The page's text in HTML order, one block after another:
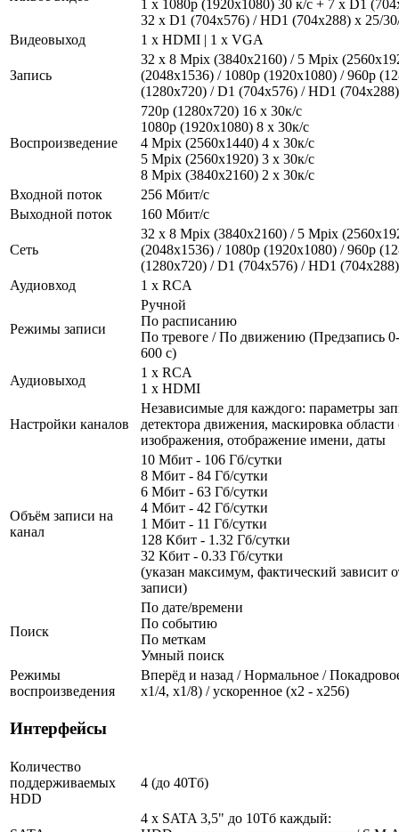
1 x 1080p (1920х1080) 30 к/с + 7 x D1
32 х D1 (704x576) / HD1 (704x288) х 25/
Видеовыход
1 x HDMI | 1 x VGA
Запись
32 х 8 Mpix (3840x2160) / 5 Mpix
(2048х1536) / 1080p (1920х1080) / 960p
(1280х720) / D1 (704x576) / HD1
Воспроизведение
720p (1280х720) 16 x 30к/с
1080р (1920x1080) 8 x 30к/с
4 Mpix (2560x1440) 4 x 30к/с
5 Mpix (2560x1920) 3 x 30к/с
8 Mpix (3840x2160) 2 x 30к/с
Входной поток
256 Мбит/с
Выходной поток
160 Мбит/с
Сеть
32 х 8 Mpix (3840x2160) / 5 Mpix
(2048х1536) / 1080p (1920х1080) / 960p
(1280х720) / D1 (704x576) / HD1
Аудиовход
1 x RCA
Режимы записи
Ручной
По расписанию
По тревоге / По движению (Предзапись
600 с)
Аудиовыход
1 x RCA
1 x HDMI
Настройки каналов
Независимые для каждого: параметры
детектора движения, маскировка
изображения, отображение имени, даты
Объём записи на
канал
10 Мбит - 106 Гб/сутки
8 Мбит - 84 Гб/сутки
6 Мбит - 63 Гб/сутки
4 Мбит - 42 Гб/сутки
1 Мбит - 11 Гб/сутки
128 Кбит - 1.32 Гб/сутки
32 Кбит - 0.33 Гб/сутки
(указан максимум, фактический зависит
записи)
Поиск
По дате/времени
По событию
По меткам
Умный поиск
Режимы
воспроизведения
Вперёд и назад / Нормальное /
х1/4, х1/8) / ускоренное (х2 - х256)
Интерфейсы
Количество
поддерживаемых
HDD
4 (до 40Тб)
4 x SATA 3,5" до 10Тб каждый: